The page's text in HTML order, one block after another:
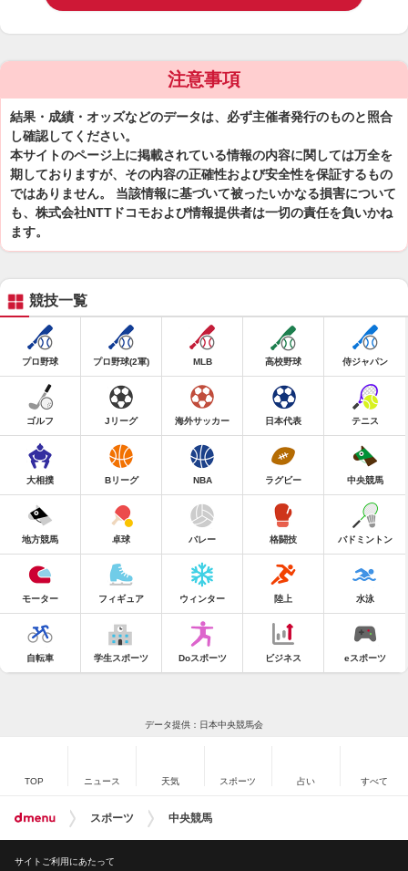
注意事項
結果・成績・オッズなどのデータは、必ず主催者発行のものと照合
し確認してください。
本サイトのページ上に掲載されている情報の内容に関しては万全を
期しておりますが、その内容の正確性および安全性を保証するもの
ではありません。 当該情報に基づいて被ったいかなる損害について
も、株式会社NTTドコモおよび情報提供者は一切の責任を負いかね
ます。
競技一覧
プロ野球 プロ野球(2軍) MLB 高校野球 侍ジャパン
ゴルフ Jリーグ 海外サッカー 日本代表 テニス
大相撲 Bリーグ NBA ラグビー 中央競馬
地方競馬 卓球 バレー 格闘技 バドミントン
モーター フィギュア ウィンター 陸上 水泳
自転車 学生スポーツ Doスポーツ ビジネス eスポーツ
データ提供：日本中央競馬会
TOP ニュース 天気 スポーツ 占い すべて
スポーツ 中央競馬
サイトご利用にあたって